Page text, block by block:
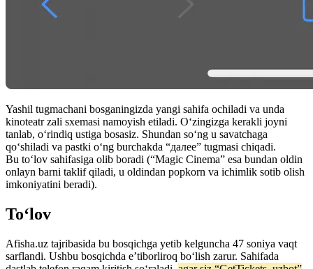
Yashil tugmachani bosganingizda yangi sahifa ochiladi va unda
kinoteatr zali sxemasi namoyish etiladi. Oʻzingizga kerakli joyni
tanlab, oʻrindiq ustiga bosasiz. Shundan soʻng u savatchaga
qoʻshiladi va pastki oʻng burchakda “далее” tugmasi chiqadi.
Bu toʻlov sahifasiga olib boradi (“Magic Cinema” esa bundan oldin
onlayn barni taklif qiladi, u oldindan popkorn va ichimlik sotib olish
imkoniyatini beradi).
Toʻlov
Afisha.uz tajribasida bu bosqichga yetib kelguncha 47 soniya vaqt
sarflandi. Ushbu bosqichda e’tiborliroq boʻlish zarur. Sahifada